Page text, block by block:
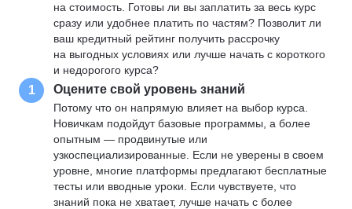
на стоимость. Готовы ли вы заплатить за весь курс
сразу или удобнее платить по частям? Позволит ли
ваш кредитный рейтинг получить рассрочку
на выгодных условиях или лучше начать с короткого
и недорогого курса?
1 Оцените свой уровень знаний
Потому что он напрямую влияет на выбор курса.
Новичкам подойдут базовые программы, а более
опытным — продвинутые или
узкоспециализированные. Если не уверены в своем
уровне, многие платформы предлагают бесплатные
тесты или вводные уроки. Если чувствуете, что
знаний пока не хватает, лучше начать с более